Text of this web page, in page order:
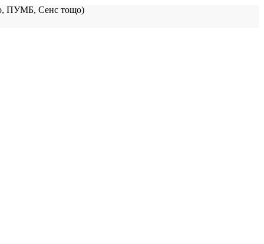
ПУМБ, Сенс тощо)